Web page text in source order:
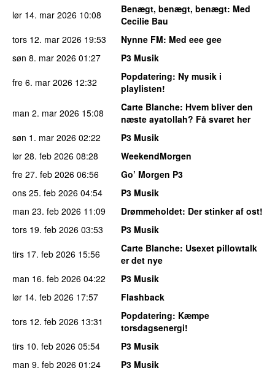
lør 14. mar 2026 10:08 Benægt, benægt, benægt: Med
Cecilie Bau
tors 12. mar 2026 19:53 Nynne FM: Med eee gee
søn 8. mar 2026 01:27
P3 Musik
fre 6. mar 2026 12:32 Popdatering: Ny musik i
playlisten!
man 2. mar 2026 15:08 Carte Blanche: Hvem bliver den
næste ayatollah? Få svaret her
søn 1. mar 2026 02:22
P3 Musik
lør 28. feb 2026 08:28
WeekendMorgen
fre 27. feb 2026 06:56
Go’ Morgen P3
ons 25. feb 2026 04:54
P3 Musik
man 23. feb 2026 11:09 Drømmeholdet: Der stinker af ost!
tors 19. feb 2026 03:53
P3 Musik
tirs 17. feb 2026 15:56 Carte Blanche: Usexet pillowtalk
er det nye
man 16. feb 2026 04:22
P3 Musik
lør 14. feb 2026 17:57
Flashback
tors 12. feb 2026 13:31 Popdatering: Kæmpe
torsdagsenergi!
tirs 10. feb 2026 05:54
P3 Musik
man 9. feb 2026 01:24
P3 Musik